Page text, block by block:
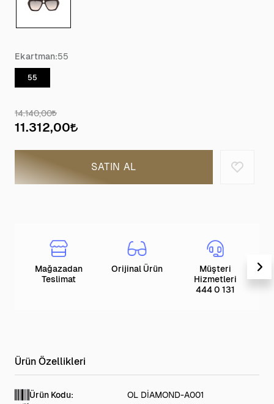
Ekartman:55
55
14.140,00
11.312,00
SATIN AL
Mağazadan
Teslimat
Orijinal Ürün
Müşteri
Hizmetleri
444 0 131
Ürün Kodu:
OL DİAMOND-A001